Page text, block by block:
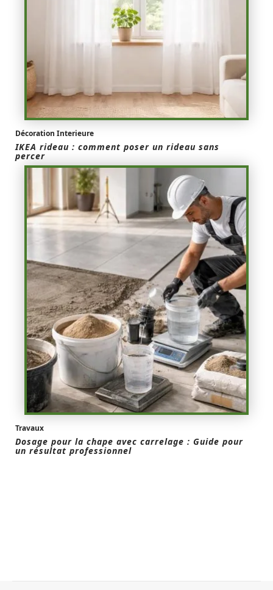
Décoration Interieure
IKEA rideau : comment poser un rideau sans
percer
Travaux
Dosage pour la chape avec carrelage : Guide pour
un résultat professionnel